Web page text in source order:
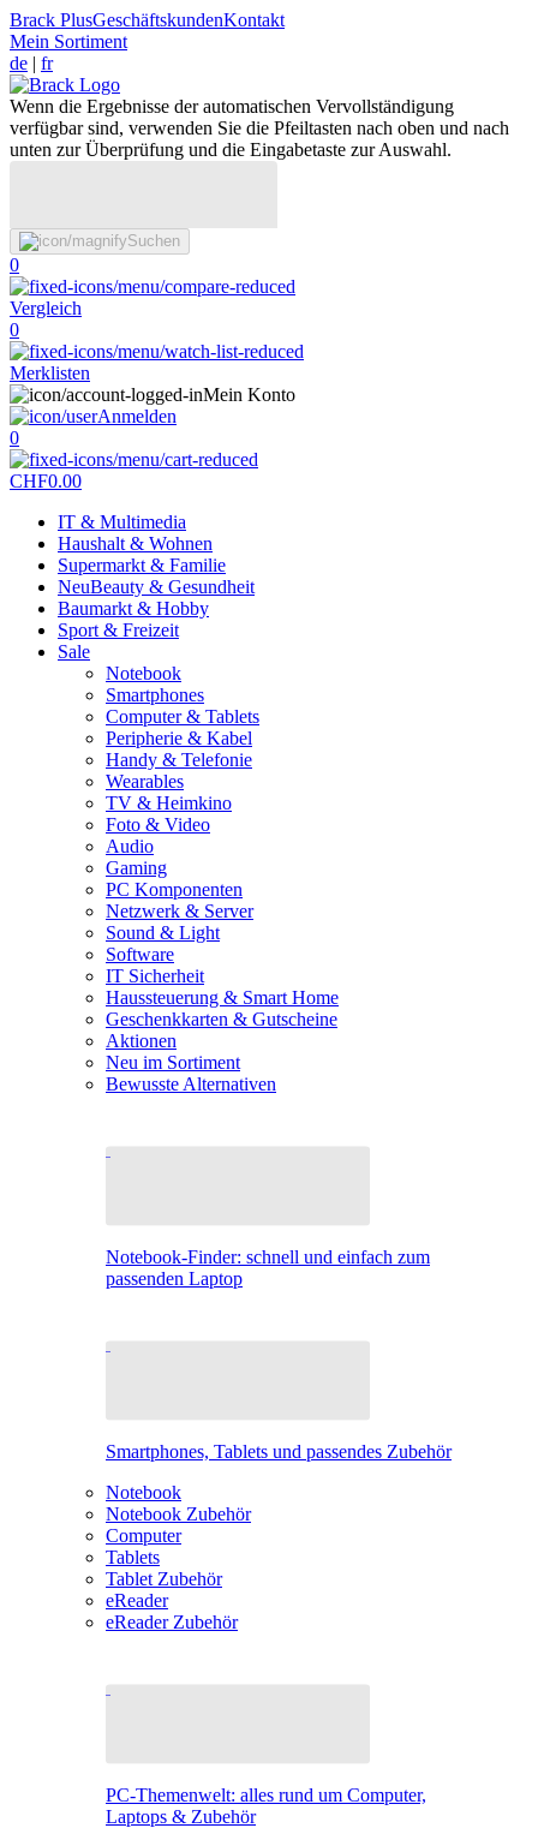
Brack PlusGeschäftskundenKontakt
Mein Sortiment
de | fr
Wenn die Ergebnisse der automatischen Vervollständigung
verfügbar sind, verwenden Sie die Pfeiltasten nach oben und nach
unten zur Überprüfung und die Eingabetaste zur Auswahl.
Suchen
0
Vergleich
0
Merklisten
Mein Konto
Anmelden
0
CHF0.00
IT & Multimedia
Haushalt & Wohnen
Supermarkt & Familie
NeuBeauty & Gesundheit
Baumarkt & Hobby
Sport & Freizeit
Sale
Notebook
Smartphones
Computer & Tablets
Peripherie & Kabel
Handy & Telefonie
Wearables
TV & Heimkino
Foto & Video
Audio
Gaming
PC Komponenten
Netzwerk & Server
Sound & Light
Software
IT Sicherheit
Haussteuerung & Smart Home
Geschenkkarten & Gutscheine
Aktionen
Neu im Sortiment
Bewusste Alternativen
Notebook-Finder: schnell und einfach zum
passenden Laptop
Smartphones, Tablets und passendes Zubehör
Notebook
Notebook Zubehör
Computer
Tablets
Tablet Zubehör
eReader
eReader Zubehör
PC-Themenwelt: alles rund um Computer,
Laptops & Zubehör